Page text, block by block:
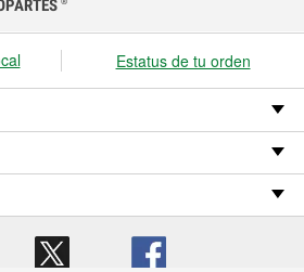
®
Estatus de tu orden